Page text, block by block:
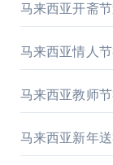
马来西亚开斋
马来西亚情人
马来西亚教师
马来西亚新年